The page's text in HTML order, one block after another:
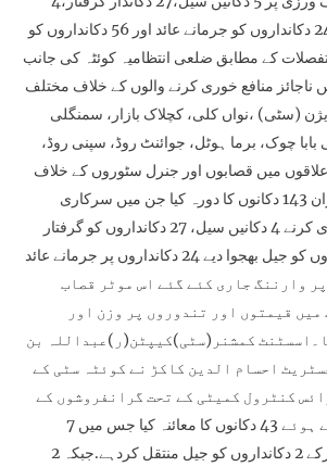
دکانداران جیل منتقل،24 دکانداروں کو جرمانے عائد اور 56 دکانداروں کو
کے مطابق ضلعی انتظامیہ کوئٹہ کی جانب
ناجائز منافع خوری کرنے والوں کے خلاف مختلف
(سٹی) ،نواں کلی، کچلاک بازار، سمنگلی
بابا چوک، برما ہوٹل، جوائنٹ روڈ، سپنی روڈ،
میں قصابوں اور جنرل سٹوروں کے خلاف
کاروائیاں کیں۔اس دوران 143 دکانوں کا دورہ کیا جن میں سرکاری
نرخنامے کی خلاف ورزی کرنے 4 دکانیں سیل، 27 دکانداروں کو گرفتار
کرکے ان میں 5 دکانداروں کو جیل بھجوا دیے 24 دکانداروں پر جرمانے عائد
پر وارننگ جاری کئے گئے اس موٹر قصاب
قیمتوں اور تندوروں پر وزن اور
کمشنر(سٹی)کیپٹن(ر)عبداللہ بن
احسام الدین کاکڑ نے کوئٹہ سٹی کے
کنٹرول کمیٹی کے تحت گرانفروشوں کے
خلاف کاروائیاں کرتے ہوئے 43 دکانوں کا معائنہ کیا جس میں 7
دکانداروں کو گرفتار کرکے 2 دکانداروں کو جیل منتقل کردہے.جبکہ 2